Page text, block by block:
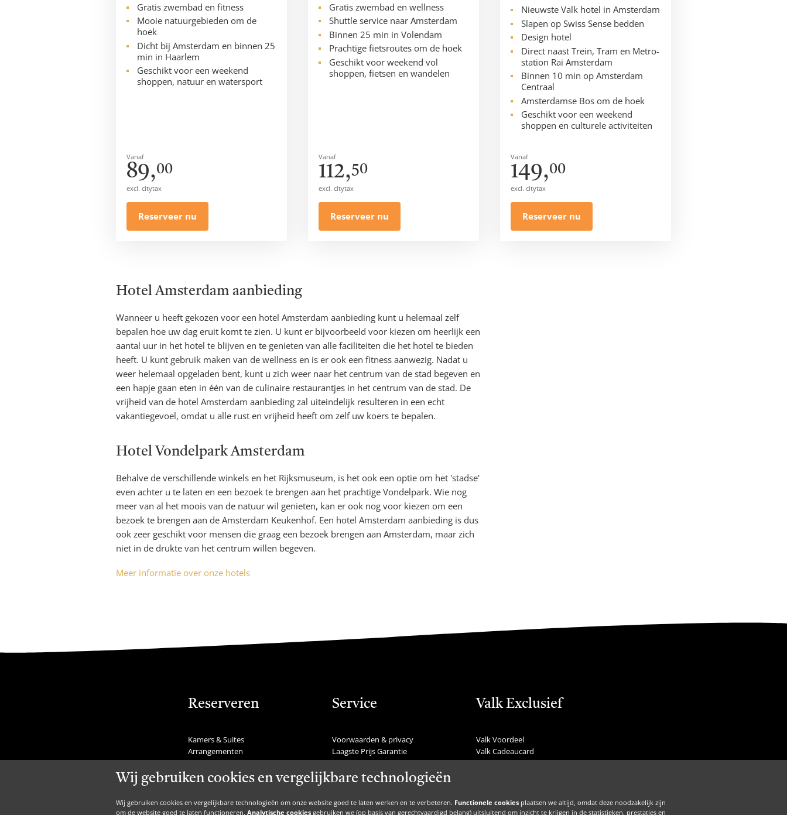
Wij gebruiken cookies en vergelijkbare technologieën
Wij gebruiken cookies en vergelijkbare technologieën om onze website goed te laten werken en te verbeteren. Functionele cookies plaatsen we altijd, omdat deze noodzakelijk zijn
om de website goed te laten functioneren. Analytische cookies gebruiken we (op basis van gerechtvaardigd belang) uitsluitend om inzicht te krijgen in de statistieken, prestaties en
Gratis zwembad en fitness
Mooie natuurgebieden om de
hoek
Dicht bij Amsterdam en binnen 25
min in Haarlem
Geschikt voor een weekend
shoppen, natuur en watersport
Vanaf
89,00
excl. citytax
Reserveer nu
Gratis zwembad en wellness
Shuttle service naar Amsterdam
Binnen 25 min in Volendam
Prachtige fietsroutes om de hoek
Geschikt voor weekend vol
shoppen, fietsen en wandelen
Vanaf
112,50
excl. citytax
Reserveer nu
Nieuwste Valk hotel in Amsterdam
Slapen op Swiss Sense bedden
Design hotel
Direct naast Trein, Tram en Metro-
station Rai Amsterdam
Binnen 10 min op Amsterdam
Centraal
Amsterdamse Bos om de hoek
Geschikt voor een weekend
shoppen en culturele activiteiten
Vanaf
149,00
excl. citytax
Reserveer nu
Hotel Amsterdam aanbieding
Wanneer u heeft gekozen voor een hotel Amsterdam aanbieding kunt u helemaal zelf
bepalen hoe uw dag eruit komt te zien. U kunt er bijvoorbeeld voor kiezen om heerlijk een
aantal uur in het hotel te blijven en te genieten van alle faciliteiten die het hotel te bieden
heeft. U kunt gebruik maken van de wellness en is er ook een fitness aanwezig. Nadat u
weer helemaal opgeladen bent, kunt u zich weer naar het centrum van de stad begeven en
een hapje gaan eten in één van de culinaire restaurantjes in het centrum van de stad. De
vrijheid van de hotel Amsterdam aanbieding zal uiteindelijk resulteren in een echt
vakantiegevoel, omdat u alle rust en vrijheid heeft om zelf uw koers te bepalen.
Hotel Vondelpark Amsterdam
Behalve de verschillende winkels en het Rijksmuseum, is het ook een optie om het 'stadse'
even achter u te laten en een bezoek te brengen aan het prachtige Vondelpark. Wie nog
meer van al het moois van de natuur wil genieten, kan er ook nog voor kiezen om een
bezoek te brengen aan de Amsterdam Keukenhof. Een hotel Amsterdam aanbieding is dus
ook zeer geschikt voor mensen die graag een bezoek brengen aan Amsterdam, maar zich
niet in de drukte van het centrum willen begeven.
Meer informatie over onze hotels
Reserveren
Kamers & Suites
Arrangementen
Feestdagen
Tafel reserveren
Nachtje weg
Weekendje weg
Service
Voorwaarden & privacy
Laagste Prijs Garantie
Veelgestelde vragen
Nieuws
Nieuwsbrief
Zakelijke inspiratie
Valk Exclusief
Valk Voordeel
Valk Cadeaucard
Valk Suites
Valk Voor Thuis
Valk Exclusief Zakelijk